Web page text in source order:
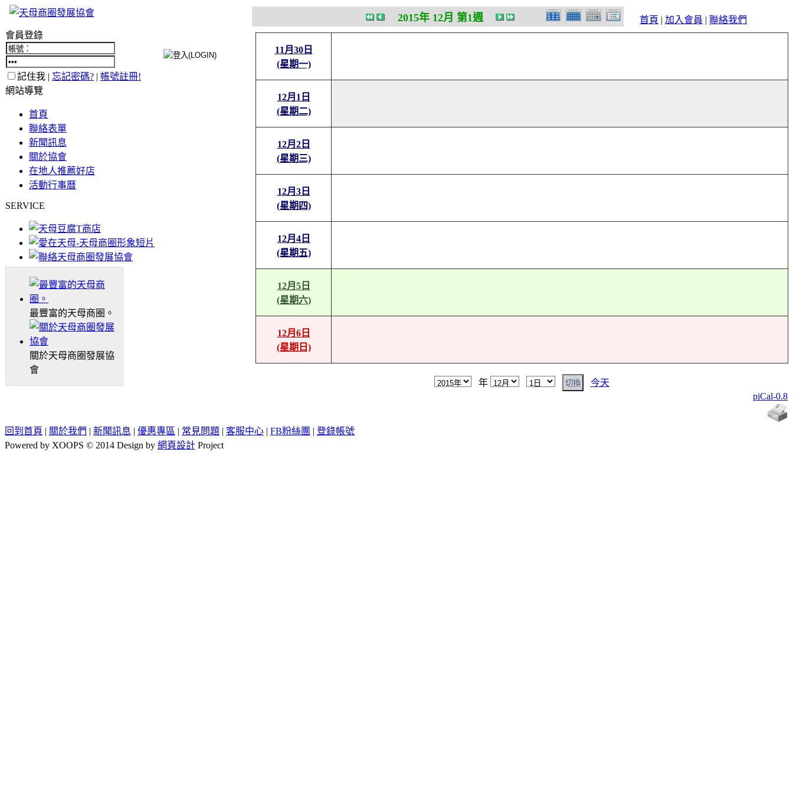
首頁 | 加入會員 | 聯絡我們
會員登錄
記住我 | 忘記密碼? | 帳號註冊!
網站導覽
首頁
聯絡表單
新聞訊息
關於協會
在地人推薦好店
活動行事曆
SERVICE
最豐富的天母商圈。
關於天母商圈發展協
會
2015年 12月 第1週
11月30日
(星期一)
12月1日
(星期二)
12月2日
(星期三)
12月3日
(星期四)
12月4日
(星期五)
12月5日
(星期六)
12月6日
(星期日)
年
今天
piCal-0.8
回到首頁 | 關於我們 | 新聞訊息 | 優惠專區 | 常見問題 | 客服中心 | FB粉絲團 | 登錄帳號
Powered by XOOPS © 2014 Design by 網頁設計 Project